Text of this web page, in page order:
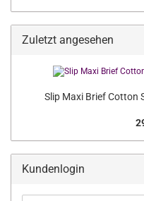
Zuletzt angesehen
Slip Maxi Brief Cotton
Kundenlogin